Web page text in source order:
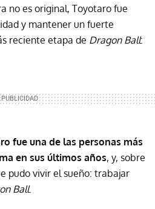
no es original, Toyotaro fue
y mantener un fuerte
reciente etapa de Dragon Ball:
fue una de las personas más
en sus últimos años, y, sobre
pudo vivir el sueño: trabajar
Ball.